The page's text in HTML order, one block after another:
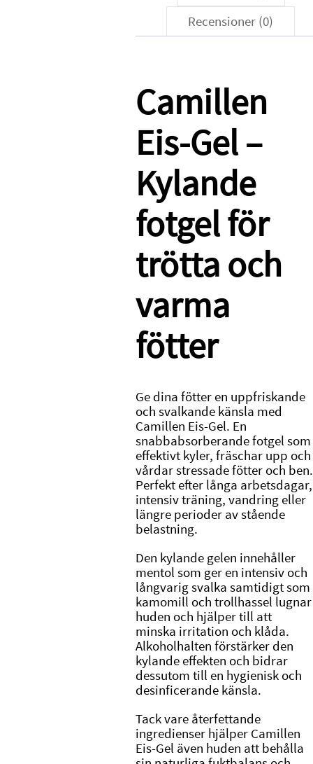
Recensioner (0)
Camillen
Eis-Gel –
Kylande
fotgel för
trötta och
varma
fötter
Ge dina fötter en uppfriskande
och svalkande känsla med
Camillen Eis-Gel. En
snabbabsorberande fotgel som
effektivt kyler, fräschar upp och
vårdar stressade fötter och ben.
Perfekt efter långa arbetsdagar,
intensiv träning, vandring eller
längre perioder av stående
belastning.
Den kylande gelen innehåller
mentol som ger en intensiv och
långvarig svalka samtidigt som
kamomill och trollhassel lugnar
huden och hjälper till att
minska irritation och klåda.
Alkoholhalten förstärker den
kylande effekten och bidrar
dessutom till en hygienisk och
desinficerande känsla.
Tack vare återfettande
ingredienser hjälper Camillen
Eis-Gel även huden att behålla